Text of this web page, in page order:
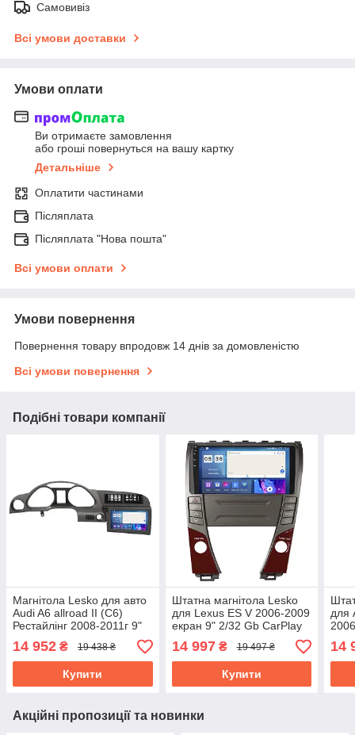
Самовивіз
Всі умови доставки
Умови оплати
Ви отримаєте замовлення
або гроші повернуться на вашу картку
Детальніше
Оплатити частинами
Післяплата
Післяплата "Нова пошта"
Всі умови оплати
Умови повернення
Повернення товару впродовж 14 днів за домовленістю
Всі умови повернення
Подібні товари компанії
Магнітола Lesko для авто
Audi A6 allroad II (C6)
Рестайлінг 2008-2011г 9"
2/32Gb CarPlay 4G Wi-Fi
GPS Prime
14 952 ₴ 19 438 ₴
Купити
Штатна магнітола Lesko
для Lexus ES V 2006-2009
екран 9" 2/32 Gb CarPlay
4G Wi-Fi GPS Prime
14 997₴ 19 497 ₴
Купити
для
2/
14
Акційні пропозиції та новинки